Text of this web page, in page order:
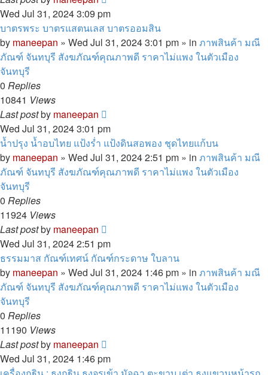
Wed Jul 31, 2024 3:09 pm
บาตรพระ บาตรแสตนเลส บาตรออมสิน
by maneepan » Wed Jul 31, 2024 3:01 pm » in ภาพสินค้า มณี
ภัณฑ์ จันทบุรี สังฆภัณฑ์คุณภาพดี ราคาไม่แพง ในตัวเมือง
จันทบุรี
0 Replies
10841 Views
Last postby maneepan
Wed Jul 31, 2024 3:01 pm
น้ำปรุง น้ำอบไทย แป้งร่ำ แป้งดินสอพอง ชุดไทยแก้บน
by maneepan » Wed Jul 31, 2024 2:51 pm » in ภาพสินค้า มณี
ภัณฑ์ จันทบุรี สังฆภัณฑ์คุณภาพดี ราคาไม่แพง ในตัวเมือง
จันทบุรี
0 Replies
11924 Views
Last postby maneepan
Wed Jul 31, 2024 2:51 pm
ธรรมมาส กัณฑ์เทศน์ กัณฑ์กระดาษ ใบลาน
by maneepan » Wed Jul 31, 2024 1:46 pm » in ภาพสินค้า มณี
ภัณฑ์ จันทบุรี สังฆภัณฑ์คุณภาพดี ราคาไม่แพง ในตัวเมือง
จันทบุรี
0 Replies
11190 Views
Last postby maneepan
Wed Jul 31, 2024 1:46 pm